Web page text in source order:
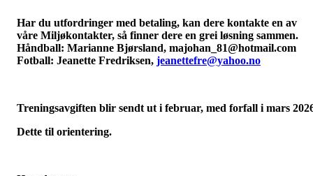
Har du utfordringer med betaling, kan dere kontakte en av
våre Miljøkontakter, så finner dere en grei løsning sammen.
Håndball: Marianne Bjørsland, majohan_81@hotmail.com
Fotball: Jeanette Fredriksen, jeanettefre@yahoo.no
Treningsavgiften blir sendt ut i februar, med forfall i mars
Dette til orientering.